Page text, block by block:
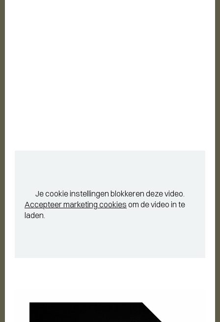
Je cookie instellingen blokkeren deze video.
Accepteer marketing cookies om de video in te
laden.